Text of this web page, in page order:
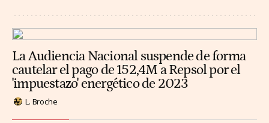
La Audiencia Nacional suspende de forma
cautelar el pago de 152,4M a Repsol por el
'impuestazo' energético de 2023
L. Broche